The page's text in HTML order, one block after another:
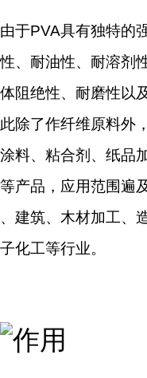
由于PVA具有独特的
性、耐油性、耐溶剂
体阻绝性、耐磨性以
此除了作纤维原料外
涂料、粘合剂、纸品
等产品，应用范围遍
、建筑、木材加工、
子化工等行业。